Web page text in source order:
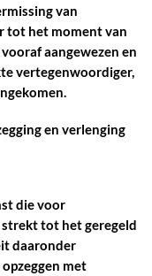
van
tot het moment van
aangewezen en
vertegenwoordiger,
en verlenging
die voor
strekt tot het geregeld
daaronder
met